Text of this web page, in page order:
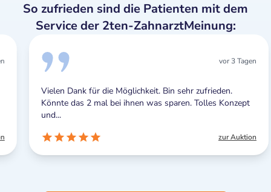
So zufrieden sind die Patienten mit dem
Service der 2ten-ZahnarztMeinung:
vor 3 Tagen
Vielen Dank für die Möglichkeit. Bin sehr zufrieden.
Könnte das 2 mal bei ihnen was sparen. Tolles Konzept
und...
zur Auktion